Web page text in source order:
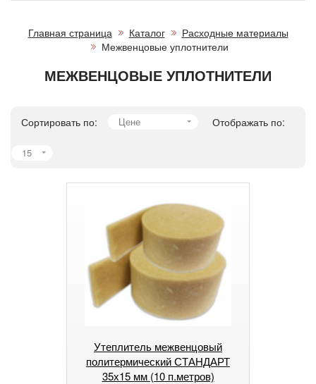
Главная страница Каталог
Расходные материалы
Межвенцовые уплотнители
МЕЖВЕНЦОВЫЕ УПЛОТНИТЕЛИ
Сортировать по: Цене Отображать по:
15
Утеплитель межвенцовый
политермический СТАНДАРТ
35х15 мм (10 п.метров)